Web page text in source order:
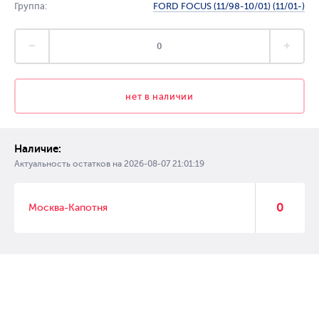
Группа: FORD FOCUS (11/98-10/01) (11/01-)
нет в наличии
Наличие:
Актуальность остатков на 2026-08-07 21:01:19
Москва-Капотня 0